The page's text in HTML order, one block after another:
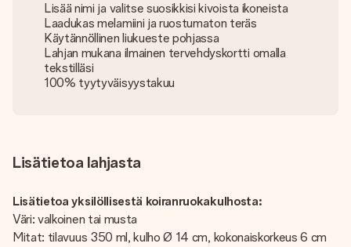
Lisää nimi ja valitse suosikkisi kivoista ikoneista
Laadukas melamiini ja ruostumaton teräs
Käytännöllinen liukueste pohjassa
Lahjan mukana ilmainen tervehdyskortti omalla
tekstilläsi
100% tyytyväisyystakuu
Lisätietoa lahjasta
Lisätietoa yksilöllisestä koiranruokakulhosta:
Väri: valkoinen tai musta
Mitat: tilavuus 350 ml, kulho Ø 14 cm, kokonaiskorkeus 6 cm